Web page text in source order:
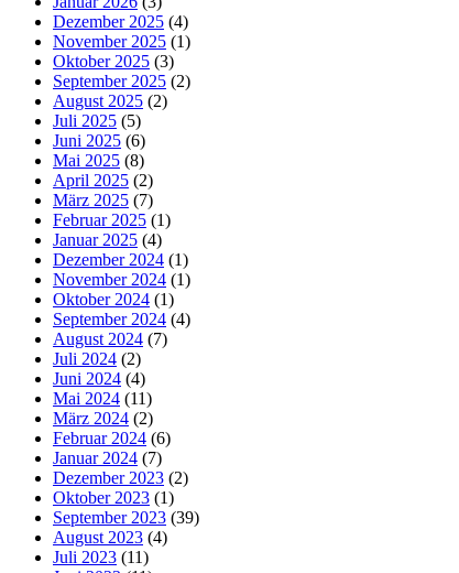
Dezember 2025 (4)
November 2025 (1)
Oktober 2025 (3)
September 2025 (2)
August 2025 (2)
Juli 2025 (5)
Juni 2025 (6)
Mai 2025 (8)
April 2025 (2)
März 2025 (7)
Februar 2025 (1)
Januar 2025 (4)
Dezember 2024 (1)
November 2024 (1)
Oktober 2024 (1)
September 2024 (4)
August 2024 (7)
Juli 2024 (2)
Juni 2024 (4)
Mai 2024 (11)
März 2024 (2)
Februar 2024 (6)
Januar 2024 (7)
Dezember 2023 (2)
Oktober 2023 (1)
September 2023 (39)
August 2023 (4)
Juli 2023 (11)